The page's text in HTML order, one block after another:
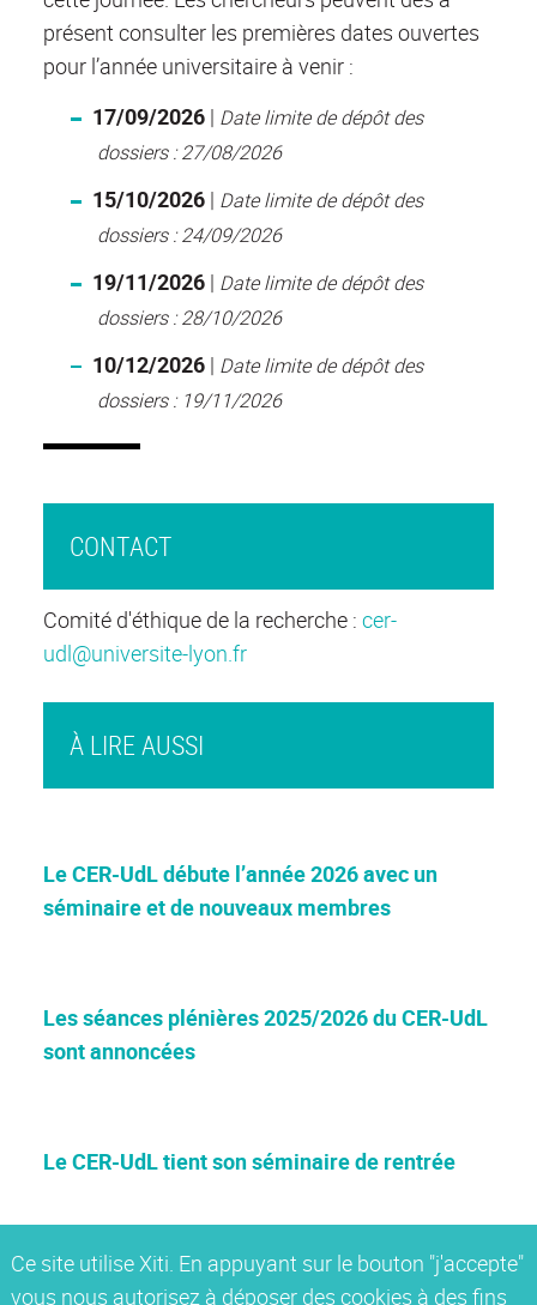
Ce site utilise Xiti. En appuyant sur le bouton "j'accepte"
vous nous autorisez à déposer des cookies à des fins
présent consulter les premières dates ouvertes
pour l’année universitaire à venir :
17/09/2026| Date limite de dépôt des
dossiers : 27/08/2026
15/10/2026| Date limite de dépôt des
dossiers : 24/09/2026
19/11/2026| Date limite de dépôt des
dossiers : 28/10/2026
10/12/2026| Date limite de dépôt des
dossiers : 19/11/2026
CONTACT
Comité d'éthique de la recherche : cer-
udl@universite-lyon.fr
À LIRE AUSSI
Le CER-UdL débute l’année 2026 avec un
séminaire et de nouveaux membres
Les séances plénières 2025/2026 du CER-UdL
sont annoncées
Le CER-UdL tient son séminaire de rentrée